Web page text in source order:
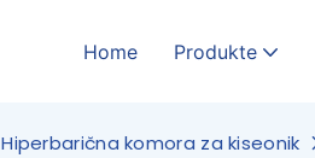
Home Produkte
Hiperbarična komora za kiseonik